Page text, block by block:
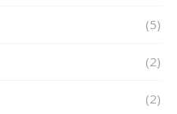
(5)
(2)
(2)